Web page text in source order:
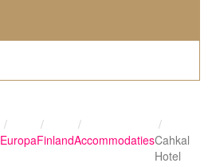
EuropaFinlandAccommodatiesCahkal
Hotel